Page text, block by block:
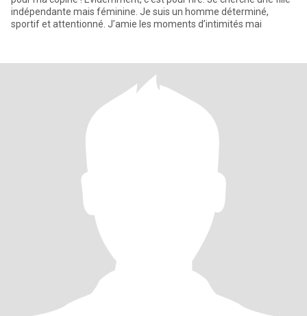
indépendante mais féminine. Je suis un homme déterminé,
sportif et attentionné. J’amie les moments d’intimités mai